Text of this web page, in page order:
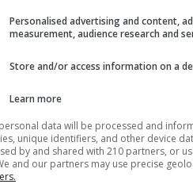
Γρεβενών
Αδραμερίου κ.Θεόκλητος
και νοηματοδοτούνται με
εορτής του καθίσταται
το διακόνημα του λόγου,
της ζώσας πίστης.
Personalised advertising and content,
measurement, audience research and
Store and/or access information on a
Learn more
data will be processed and
unique identifiers, and other device
by and shared with 210 partners, or
and our partners may use precise